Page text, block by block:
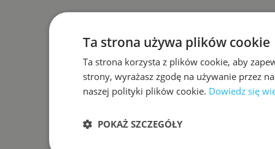
Ta strona używa plików cookie
Ta strona korzysta z plików cookie, aby
strony, wyrażasz zgodę na używanie przez
naszej polityki plików cookie. Dowiedz się
POKAŻ SZCZEGÓŁY